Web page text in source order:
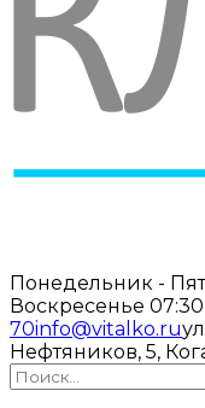
Понедельник -
Воскресенье
70info@vitalko.ru
Нефтяников, 5,